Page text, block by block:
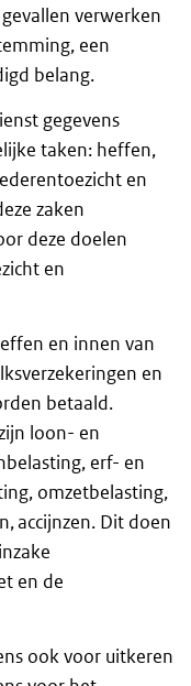
verwerken
een
belang.
gegevens
taken: heffen,
en
zaken
deze doelen
en
en innen van
en
betaald.
loon- en
erf- en
omzetbelasting,
accijnzen. Dit doen
en de
ook voor uitkeren